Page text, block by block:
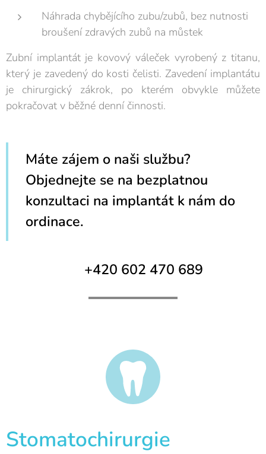
Náhrada chybějícího zubu/zubů, bez nutnosti
broušení zdravých zubů na můstek
Zubní implantát je kovový váleček vyrobený z titanu,
který je zavedený do kosti čelisti. Zavedení implantátu
je chirurgický zákrok, po kterém obvykle můžete
pokračovat v běžné denní činnosti.
Máte zájem o naši službu?
Objednejte se na bezplatnou
konzultaci na implantát k nám do
ordinace.
📞 +420 602 470 689
Stomatochirurgie